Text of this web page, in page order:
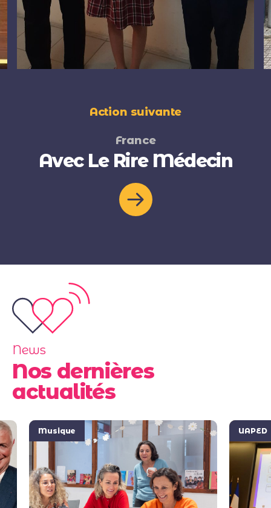
Action suivante
France
Avec Le Rire Médecin
News
Nos dernières
actualités
Musique UAPED